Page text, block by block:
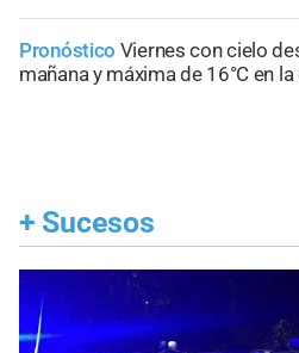
Pronóstico Viernes con cielo
mañana y máxima de 16°C en
+ Sucesos